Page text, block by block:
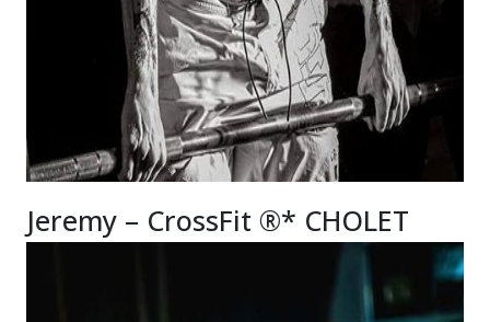
Jeremy – CrossFit ®* CHOLET